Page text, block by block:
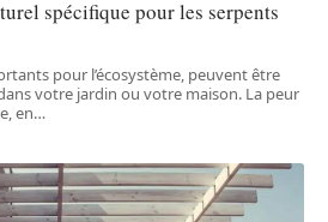
spécifique pour les serpents
pour l’écosystème, peuvent être
votre jardin ou votre maison. La peur
en…